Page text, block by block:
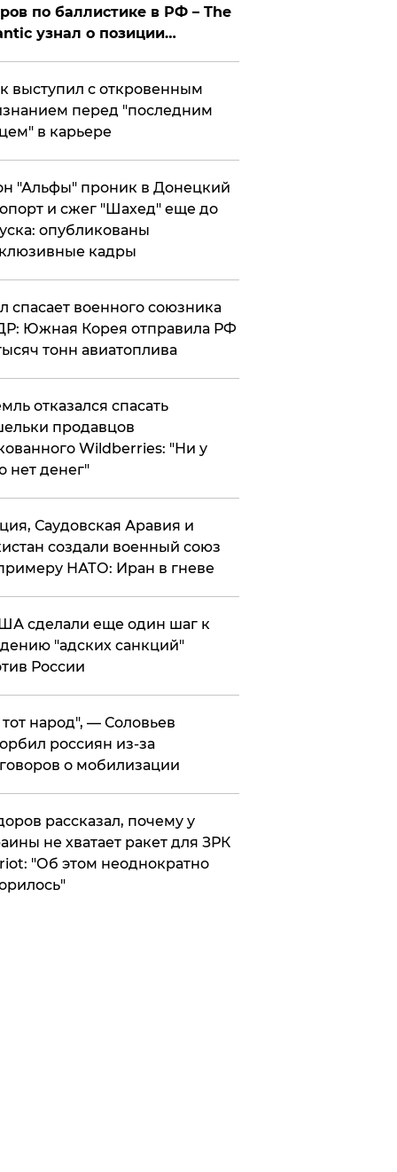
по баллистике в РФ – The
узнал о позиции
выступил с откровенным
перед "последним
в карьере
"Альфы" проник в Донецкий
и сжег "Шахед" еще до
опубликованы
кадры
спасает военного союзника
Южная Корея отправила РФ
тонн авиатоплива
отказался спасать
продавцов
Wildberries: "Ни у
нет денег"
Саудовская Аравия и
создали военный союз
НАТО: Иран в гневе
сделали еще один шаг к
"адских санкций"
России
народ", — Соловьев
россиян из-за
о мобилизации
рассказал, почему у
не хватает ракет для ЗРК
"Об этом неоднократно